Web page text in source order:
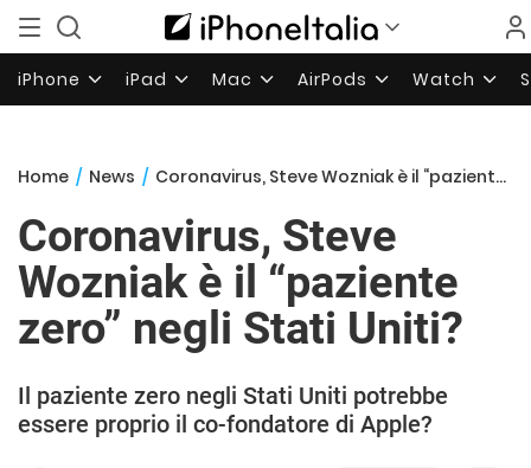
iPhone iPad Mac AirPods Watch
Home / News / Coronavirus, Steve Wozniak è il “paziente zero” negli Stati Uniti?
Coronavirus, Steve
Wozniak è il “paziente
zero” negli Stati Uniti?
Il paziente zero negli Stati Uniti potrebbe
essere proprio il co-fondatore di Apple?